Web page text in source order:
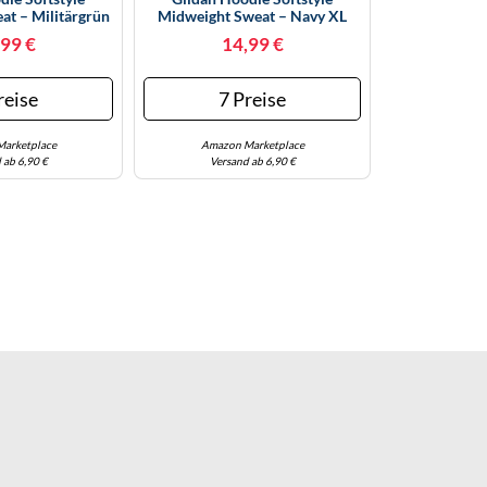
– Militärgrün
€
ab 6,90 €
Midweight Sweat – Navy XL
14,99 €
7 Preise
Amazon Marketplace
Versand ab 6,90 €